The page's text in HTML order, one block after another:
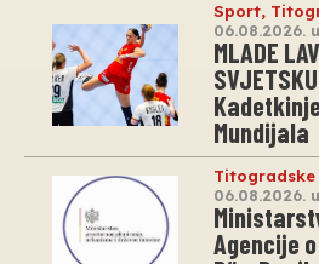
Sport,
06.08.2026.
MLADE
Mundijala
06.08.2026.
Agencije